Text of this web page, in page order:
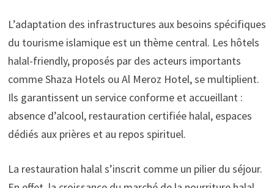
L’adaptation des infrastructures aux besoins spécifiques
du tourisme islamique est un thème central. Les hôtels
halal-friendly, proposés par des acteurs importants
comme Shaza Hotels ou Al Meroz Hotel, se multiplient.
Ils garantissent un service conforme et accueillant :
absence d’alcool, restauration certifiée halal, espaces
dédiés aux prières et au repos spirituel.
La restauration halal s’inscrit comme un pilier du séjour.